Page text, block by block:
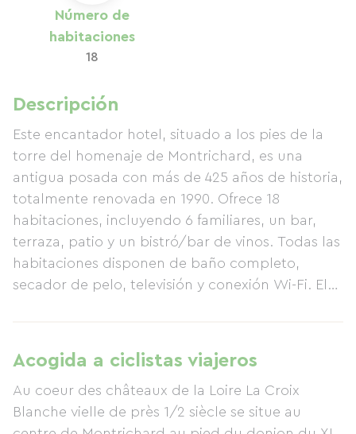
Número de
habitaciones
18
Descripción
Este encantador hotel, situado a los pies de la
torre del homenaje de Montrichard, es una
antigua posada con más de 425 años de historia,
totalmente renovada en 1990. Ofrece 18
habitaciones, incluyendo 6 familiares, un bar,
terraza, patio y un bistró/bar de vinos. Todas las
habitaciones disponen de baño completo,
secador de pelo, televisión y conexión Wi-Fi. El
antiguo y los museos. A 5 minutos hay un
parque acuático con piscina, pistas de tenis,
playa y zona de juegos infantil. También se
pueden alquilar hidropedales y canoas en
Acogida a ciclistas viajeros
Au coeur des châteaux de la Loire La Croix
Blanche vielle de près 1/2 siècle se situe au